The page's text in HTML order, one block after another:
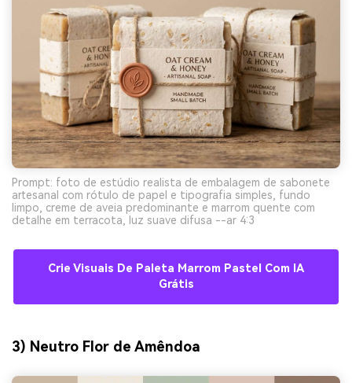
Prompt: foto de estúdio realista de embalagem de sabonete
artesanal com rótulo de papel e tipografia simples, fundo
limpo, creme de aveia predominante e marrom quente com
detalhe em terracota, luz suave difusa --ar 4:3
Crie Visuais De Paleta Marrom Pastel Com IA
Grátis
3) Neutro Flor de Amêndoa